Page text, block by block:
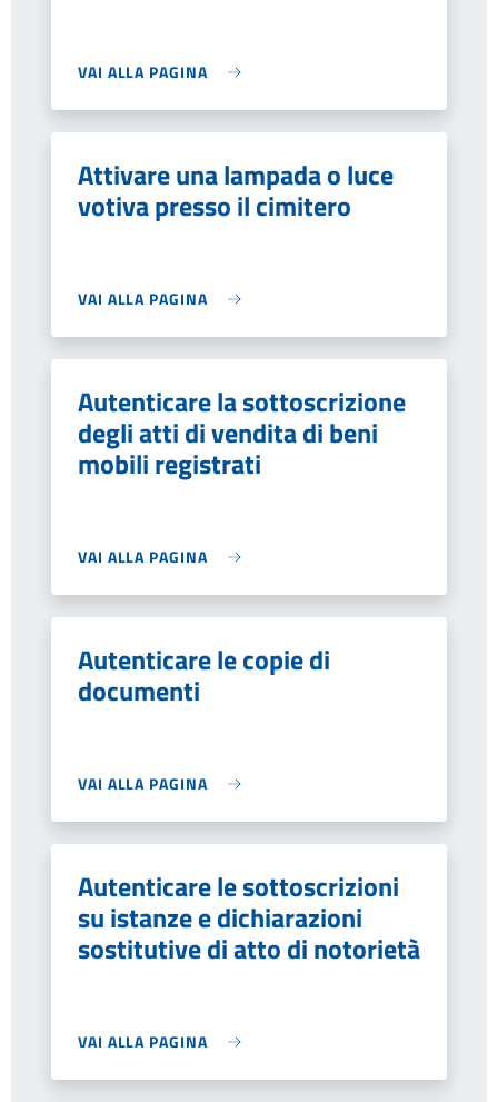
VAI ALLA PAGINA
Attivare una lampada o luce
votiva presso il cimitero
VAI ALLA PAGINA
Autenticare la sottoscrizione
degli atti di vendita di beni
mobili registrati
VAI ALLA PAGINA
Autenticare le copie di
documenti
VAI ALLA PAGINA
Autenticare le sottoscrizioni
su istanze e dichiarazioni
sostitutive di atto di notorietà
VAI ALLA PAGINA